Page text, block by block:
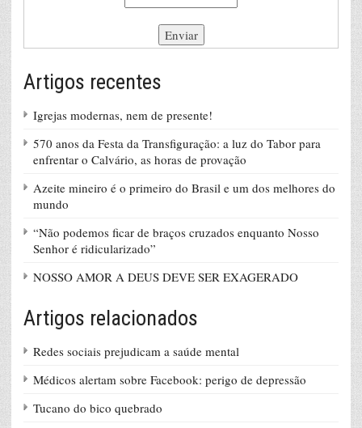
Artigos recentes
Igrejas modernas, nem de presente!
570 anos da Festa da Transfiguração: a luz do Tabor para
enfrentar o Calvário, as horas de provação
Azeite mineiro é o primeiro do Brasil e um dos melhores do
mundo
“Não podemos ficar de braços cruzados enquanto Nosso
Senhor é ridicularizado”
NOSSO AMOR A DEUS DEVE SER EXAGERADO
Artigos relacionados
Redes sociais prejudicam a saúde mental
Médicos alertam sobre Facebook: perigo de depressão
Tucano do bico quebrado